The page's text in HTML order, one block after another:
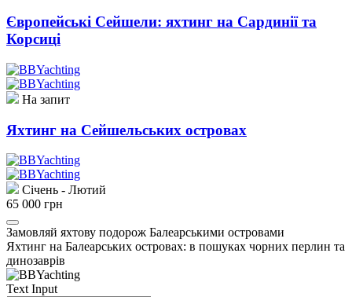
Європейські Сейшели: яхтинг на Сардинії та
Корсиці
На запит
Яхтинг на Сейшельських островах
Січень - Лютий
65 000 грн
Замовляй яхтову подорож Балеарськими островами
Яхтинг на Балеарських островах: в пошуках чорних перлин та
динозаврів
Text Input